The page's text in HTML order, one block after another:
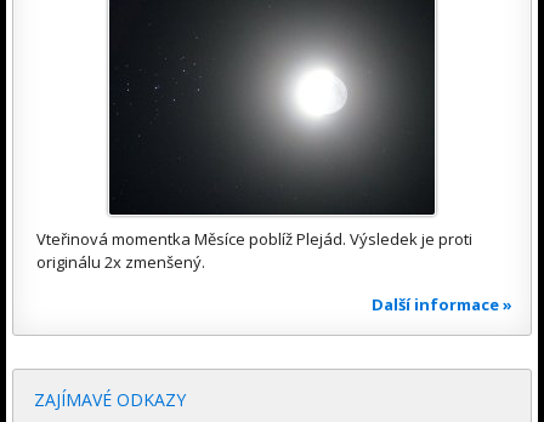
Vteřinová momentka Měsíce poblíž Plejád. Výsledek je proti
originálu 2x zmenšený.
Další informace »
ZAJÍMAVÉ ODKAZY